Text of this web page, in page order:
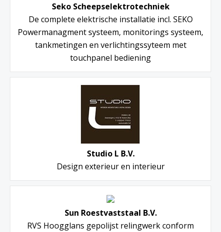
Seko Scheepselektrotechniek
De complete elektrische installatie incl. SEKO
Powermanagment systeem, monitorings systeem,
tankmetingen en verlichtingssyteem met
touchpanel bediening
Studio L B.V.
Design exterieur en interieur
Sun Roestvaststaal B.V.
RVS Hoogglans gepolijst relingwerk conform